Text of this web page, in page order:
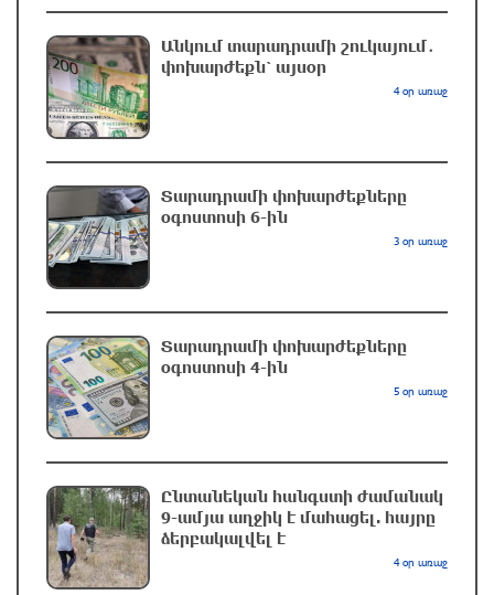
քաղաքացիներին օգնության են հասել
փրկարարները
Պետդեպարտամենտը Կիևին տեղեկացրել է
Թուրքիայից ամերիկյան զենքի հնարավոր
փոխանցման մասին
2 ժամ առաջ
Հայ Առաքելական եկեղեցին նշում է Սուրբ
Աստվածածնի վերափոխման տոնին
ԱՄՆ Սենատ է ներկայացվել Լիբանանին
օգնելու օրինագիծ
Փաշինյանի Ռուսաստանի դեմ պոռթկումը
սպառնում է վնասել Հայաստանին.
Մասնագետը բացատրել է, որ «խոսքը հարյուր
միլիոնավոր դոլարների մասին է»
Անկում տարադրամի շուկայում․
փոխարժեքն՝ այսօր
4 օր առաջ
Տարադրամի փոխարժեքները
օգոստոսի 6-ին
3 օր առաջ
Տարադրամի փոխարժեքները
օգոստոսի 4-ին
5 օր առաջ
Ընտանեկան հանգստի ժամանակ
9-ամյա աղջիկ է մահացել. հայրը
ձերբակալվել է
4 օր առաջ